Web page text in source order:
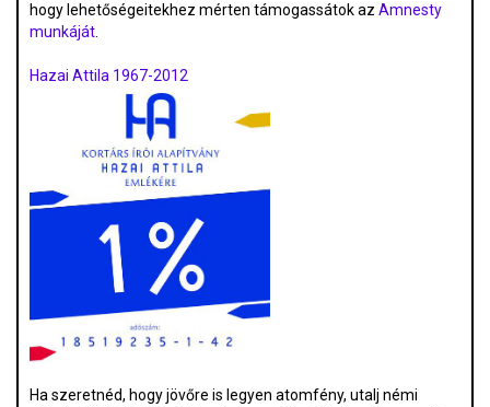
hogy lehetőségeitekhez mérten támogassátok az Amnesty
munkáját.
Hazai Attila 1967-2012
Ha szeretnéd, hogy jövőre is legyen atomfény, utalj némi